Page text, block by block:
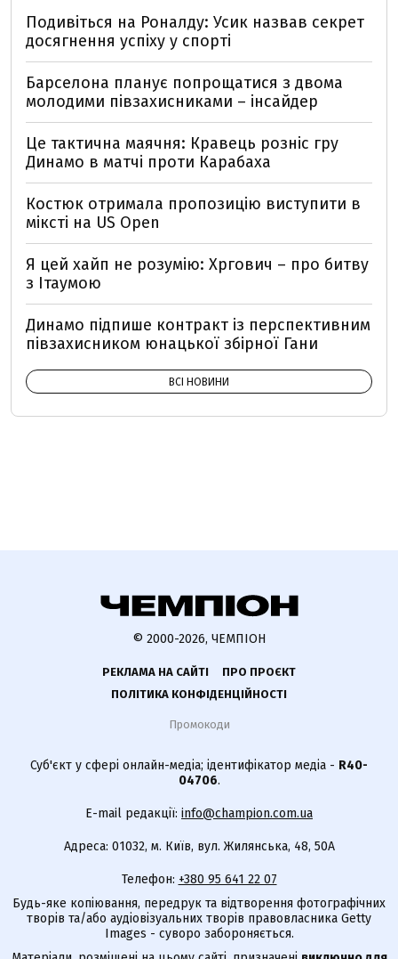
Подивіться на Роналду: Усик назвав секрет
досягнення успіху у спорті
Барселона планує попрощатися з двома
молодими півзахисниками – інсайдер
Це тактична маячня: Кравець розніс гру
Динамо в матчі проти Карабаха
Костюк отримала пропозицію виступити в
міксті на US Open
Я цей хайп не розумію: Хргович – про битву
з Ітаумою
Динамо підпише контракт із перспективним
півзахисником юнацької збірної Гани
ВСІ НОВИНИ
© 2000-2026, ЧЕМПІОН
РЕКЛАМА НА САЙТІ
ПРО ПРОЄКТ
ПОЛІТИКА КОНФІДЕНЦІЙНОСТІ
Промокоди
Суб'єкт у сфері онлайн-медіа; ідентифікатор медіа - R40-
04706.
E-mail редакції: info@champion.com.ua
Адреса: 01032, м. Київ, вул. Жилянська, 48, 50А
Телефон: +380 95 641 22 07
Будь-яке копіювання, передрук та відтворення фотографічних
творів та/або аудіовізуальних творів правовласника Getty
Images - суворо забороняється.